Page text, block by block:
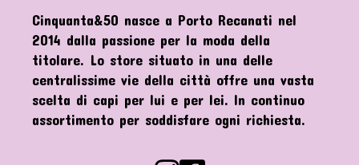
Cinquanta&50 nasce a Porto Recanati nel
2014 dalla passione per la moda della
titolare. Lo store situato in una delle
centralissime vie della città offre una vasta
scelta di capi per lui e per lei. In continuo
assortimento per soddisfare ogni richiesta.